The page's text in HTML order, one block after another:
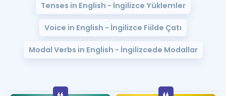
Kampanyalar
Blog
İngilizce Gramer
Tenses in English - İngilizce Yüklemler
Voice in English - İngilizce Fiilde Çatı
Modal Verbs in English - İngilizcede Modallar